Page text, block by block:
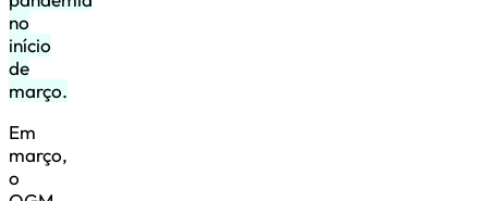
no
início
de
março.
Em
março,
o